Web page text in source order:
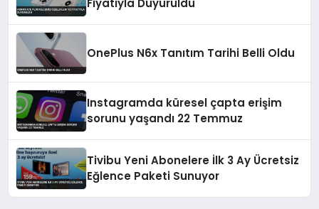
Fiyatıyla Duyuruldu
OnePlus N6x Tanıtım Tarihi Belli Oldu
Instagramda küresel çapta erişim
sorunu yaşandı 22 Temmuz
Tivibu Yeni Abonelere İlk 3 Ay Ücretsiz
Eğlence Paketi Sunuyor